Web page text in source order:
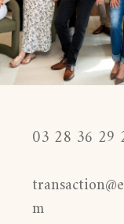
03 28 36 29
m